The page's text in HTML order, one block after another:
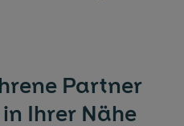
Partner
Ihrer Nähe